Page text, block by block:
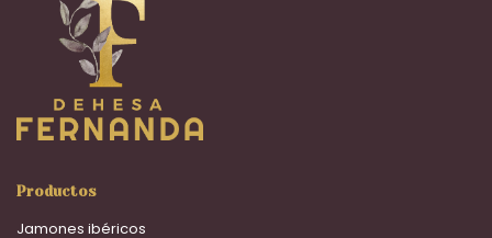
Productos
Jamones ibéricos